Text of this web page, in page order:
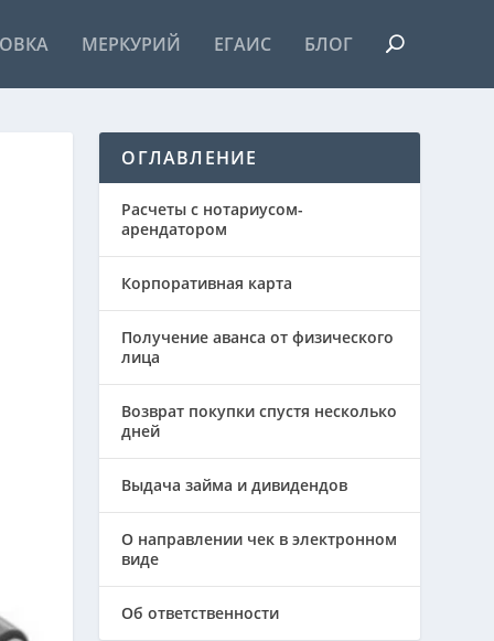
МЕРКУРИЙ ЕГАИС БЛОГ
ОГЛАВЛЕНИЕ
Расчеты с нотариусом-
арендатором
Корпоративная карта
Получение аванса от физического
лица
Возврат покупки спустя несколько
дней
Выдача займа и дивидендов
О направлении чек в электронном
виде
Об ответственности